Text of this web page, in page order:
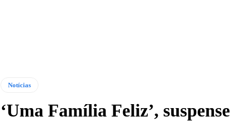
Notícias
‘Uma Família Feliz’, suspense